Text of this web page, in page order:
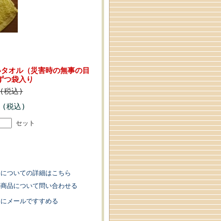
オル（災害時の無事の目
つ袋入り
税込)
(税込)
セット
ついての詳細はこちら
品について問い合わせる
メールですすめる